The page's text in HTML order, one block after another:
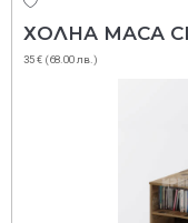
СИТИ 6247